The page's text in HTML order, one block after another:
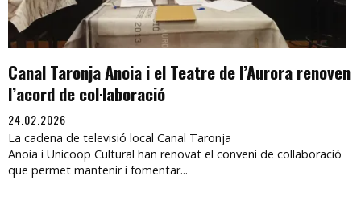
Canal Taronja Anoia i el Teatre de l’Aurora renoven
l’acord de col·laboració
24.02.2026
La cadena de televisió local Canal Taronja
Anoia i Unicoop Cultural han renovat el conveni de col·laboració
que permet mantenir i fomentar...